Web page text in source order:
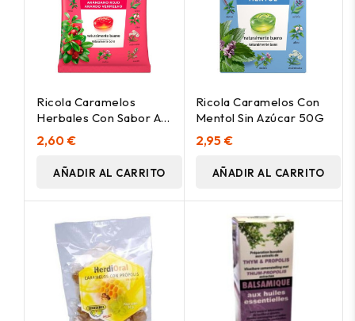
Ricola Caramelos
Herbales Con Sabor A
Arándano Rojo 70G
2,60 €
AÑADIR AL CARRITO
Ricola Caramelos Con
Mentol Sin Azúcar 50G
2,95 €
AÑADIR AL CARRITO